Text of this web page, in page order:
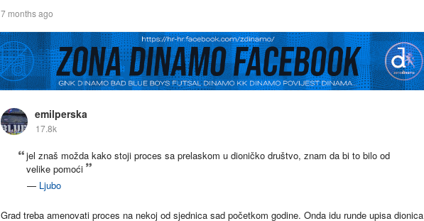
7 months ago
emilperska
17.8k
jel znaš možda kako stoji proces sa prelaskom u dioničko društvo, znam da bi to bilo od
velike pomoći
— Ljubo
Grad treba amenovati proces na nekoj od sjednica sad početkom godine. Onda idu runde upisa dionica